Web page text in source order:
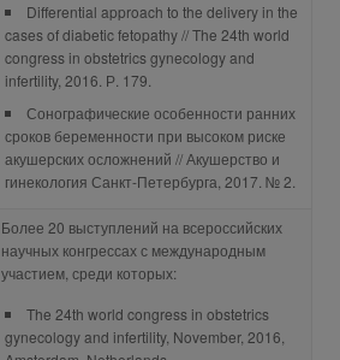
Differential approach to the delivery in the
cases of diabetic fetopathy // The 24th world
congress in obstetrics gynecology and
infertility, 2016. Р. 179.
Сонографические особенности ранних
сроков беременности при высоком риске
акушерских осложнений // Акушерство и
гинекология Санкт-Петербурга, 2017. № 2.
Более 20 выступлений на всероссийских
научных конгрессах с международным
участием, среди которых:
The 24th world congress in obstetrics
gynecology and infertility, November, 2016,